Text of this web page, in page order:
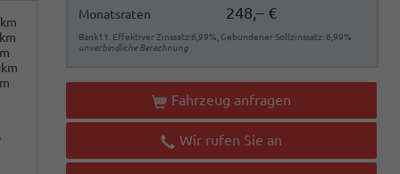
Monatsraten
248,– €
Bank11. Effektiver Zinssatz:6,99%, Gebundener Sollzinssatz: 6,99%
unverbindliche Berechnung
Fahrzeug anfragen
Wir rufen Sie an